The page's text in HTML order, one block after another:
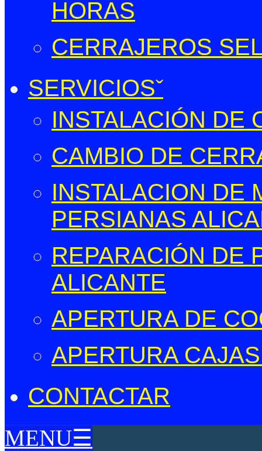
HORAS
CERRAJEROS
SERVICIOS
INSTALACIÓN DE
CAMBIO DE
INSTALACION DE
PERSIANAS
REPARACIÓN DE
ALICANTE
APERTURA DE
APERTURA
CONTACTAR
MENU☰